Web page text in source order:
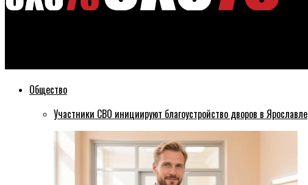
Общество
Участники СВО инициируют благоустройство дворов в Ярославле